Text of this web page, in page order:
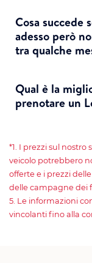
Cosa succede
adesso però
tra qualche
Qual è la
prenotare un
*1. I prezzi sul nostro
veicolo potrebbero
offerte e i prezzi
delle campagne dei
5. Le informazioni
vincolanti fino alla